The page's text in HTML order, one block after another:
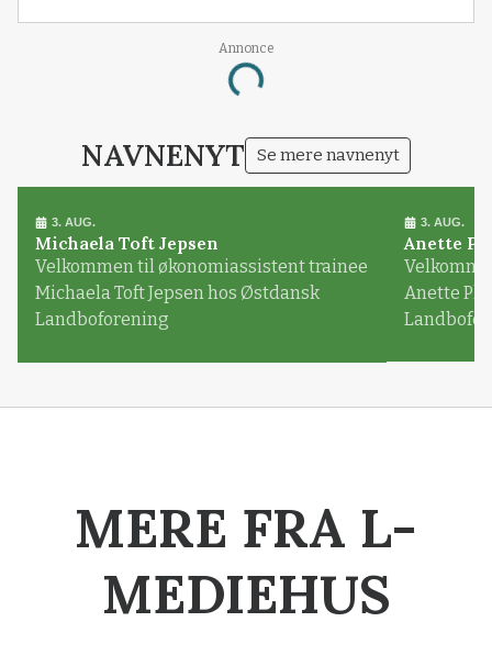
Annonce
Loading...
NAVNENYT Se mere navnenyt
3. AUG.
Michaela Toft Jepsen
Velkommen til økonomiassistent trainee
Michaela Toft Jepsen hos Østdansk
Landboforening
3. AUG.
Anette
Anette
MERE FRA L-
MEDIEHUS